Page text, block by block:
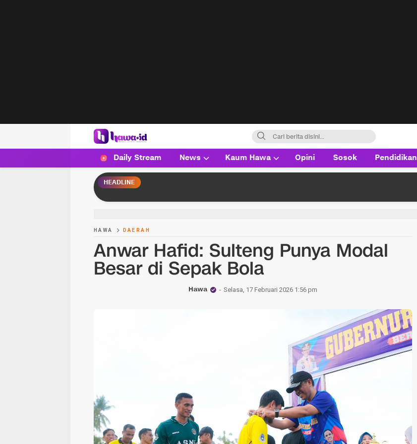
HAWA
Haluan Wanita Indonesia
Daily Stream News Kaum Hawa Opini Sosok Pendidikan
HEADLINE
HAWA DAERAH
Anwar Hafid: Sulteng Punya Modal
Besar di Sepak Bola
Hawa Selasa, 17 Februari 2026 1:56 pm